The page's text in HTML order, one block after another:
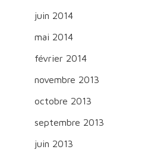
juin 2014
mai 2014
février 2014
novembre 2013
octobre 2013
septembre 2013
juin 2013